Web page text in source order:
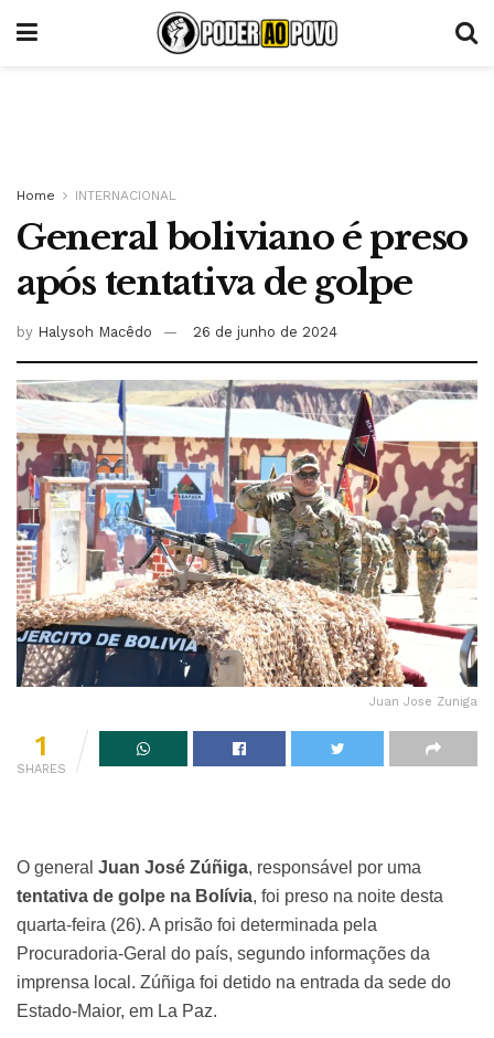
Home INTERNACIONAL
General boliviano é preso
após tentativa de golpe
by Halysoh Macêdo 26 de junho de 2024
Juan Jose Zuniga
1
SHARES
O general Juan José Zúñiga, responsável por uma
tentativa de golpe na Bolívia, foi preso na noite desta
quarta-feira (26). A prisão foi determinada pela
Procuradoria-Geral do país, segundo informações da
imprensa local. Zúñiga foi detido na entrada da sede do
Estado-Maior, em La Paz.